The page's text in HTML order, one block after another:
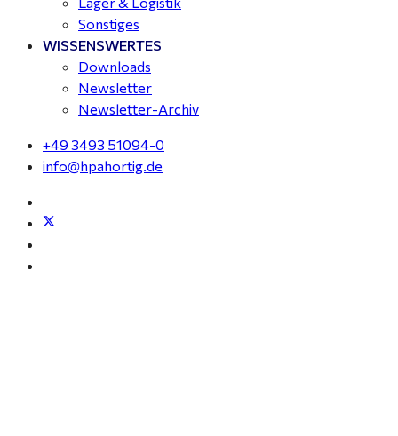
Sonstiges
WISSENSWERTES
Downloads
Newsletter
Newsletter-Archiv
+49 3493 51094-0
info@hpahortig.de